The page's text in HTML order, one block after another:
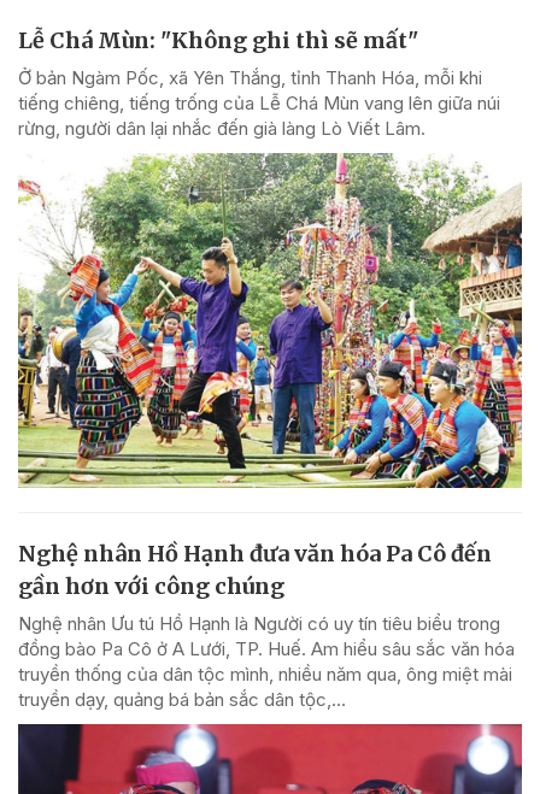
Lễ Chá Mùn: "Không ghi thì sẽ mất"
Ở bản Ngàm Pốc, xã Yên Thắng, tỉnh Thanh Hóa, mỗi khi
tiếng chiêng, tiếng trống của Lễ Chá Mùn vang lên giữa núi
rừng, người dân lại nhắc đến già làng Lò Viết Lâm.
Nghệ nhân Hồ Hạnh đưa văn hóa Pa Cô đến
gần hơn với công chúng
Nghệ nhân Ưu tú Hồ Hạnh là Người có uy tín tiêu biểu trong
đồng bào Pa Cô ở A Lưới, TP. Huế. Am hiểu sâu sắc văn hóa
truyền thống của dân tộc mình, nhiều năm qua, ông miệt mài
truyền dạy, quảng bá bản sắc dân tộc,...